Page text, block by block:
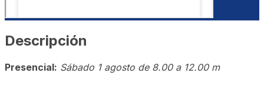
Descripción
Presencial: Sábado 1 agosto de 8.00 a 12.00 m